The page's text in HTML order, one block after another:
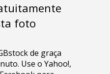
foto